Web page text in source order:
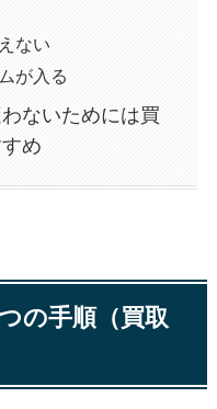
ない
が入る
ないためには買
め
の手順（買取